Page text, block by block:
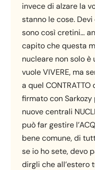
invece di alzare la
stanno le cose.
sono così cretini…
capito che questa
nucleare non solo
vuole VIVERE, ma
a quel
firmato con
nuove centrali
può far gestire
bene comune, di
se io ho sete, devo
dirgli che all’estero